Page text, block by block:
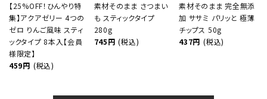
【25%OFF！ひんやり特
集】アクアゼリー 4つの
ゼロ りんご風味 スティ
ックタイプ 8本入【会員
様限定】
459円 (税込)
素材そのまま さつまい
も スティックタイプ
280g
745円 (税込)
素材そのまま 完全無添
加 ササミ パリッと 極薄
チップス 50g
437円 (税込)